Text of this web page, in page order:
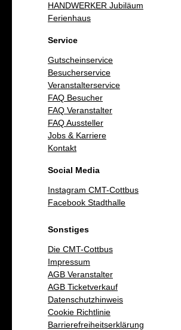
HANDWERKER Jubiläum
Ferienhaus
Service
Gutscheinservice
Besucherservice
Veranstalterservice
FAQ Besucher
FAQ Veranstalter
FAQ Aussteller
Jobs & Karriere
Kontakt
Social Media
Instagram CMT-Cottbus
Facebook Stadthalle
Sonstiges
Die CMT-Cottbus
Impressum
AGB Veranstalter
AGB Ticketverkauf
Datenschutzhinweis
Cookie Richtlinie
Barrierefreiheitserklärung